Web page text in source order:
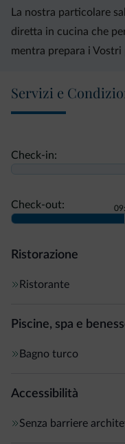
La nostra particolare
diretta in cucina che
mentra prepara i Vostri
Servizi e
Check-in:
Check-out:
Ristorazione
Ristorante
Piscine, spa e
Bagno turco
Accessibilità
Senza barriere